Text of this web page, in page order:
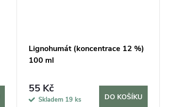
Lignohumát (koncentrace 12 %)
100 ml
55 Kč
Skladem 19 ks DO KOŠÍKU